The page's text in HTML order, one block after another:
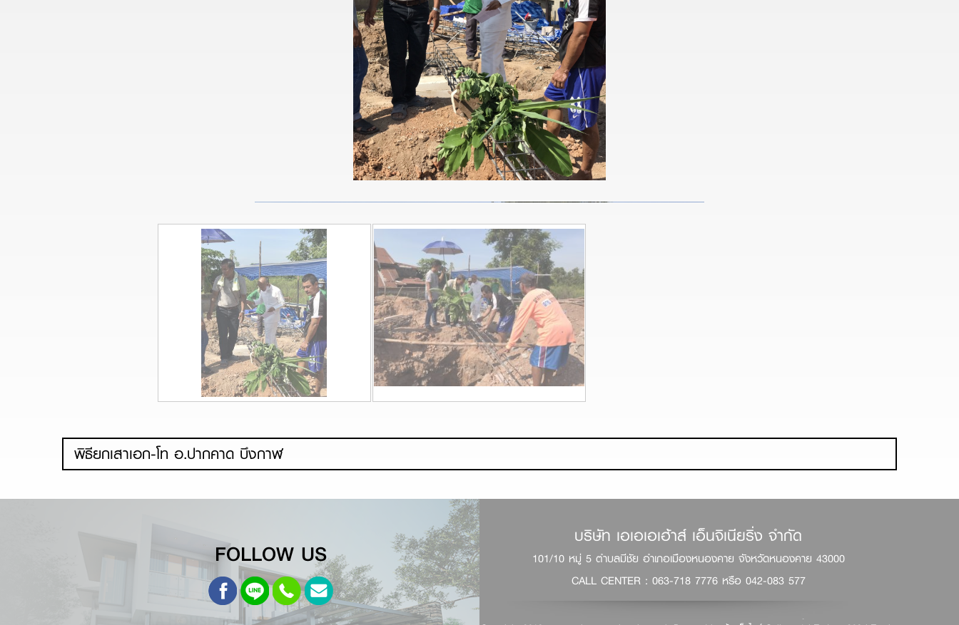
พิธียกเสาเอก-โท อ.ปากคาด บึงกาฬ
FOLLOW US
บริษัท เอเอเอเฮ้าส์ เอ็นจิเนียริ่ง จำกัด
101/10 หมู่ 5 ตำบลมีชัย อำเภอเมืองหนองคาย จังหวัดหนองคาย 43000
CALL CENTER : 063-718 7776หรือ 042-083 577